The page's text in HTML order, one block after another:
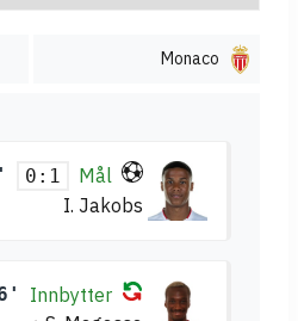
Monaco
0:1
Mål
I. Jakobs
Innbytter